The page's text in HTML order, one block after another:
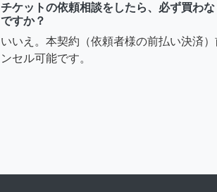
チケットの依頼相談をしたら、必ず買わ
ですか？
いいえ。本契約（依頼者様の前払い決済
ンセル可能です。